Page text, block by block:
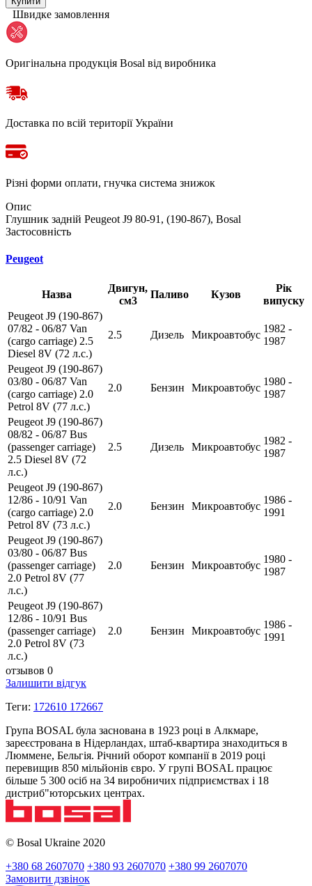
Швидке замовлення
Оригінальна продукція Bosal від виробника
Доставка по всій території України
Різні форми оплати, гнучка система знижок
Опис
Глушник задній Peugeot J9 80-91, (190-867), Bosal
Застосовність
Peugeot
Назва
Двигун,
см3
Паливо Кузов
Рік
випуску
Peugeot J9 (190-867)
07/82 - 06/87 Van
(cargo carriage) 2.5
Diesel 8V (72 л.с.)
2.5 Дизель Микроавтобус
1982 -
1987
Peugeot J9 (190-867)
03/80 - 06/87 Van
(cargo carriage) 2.0
Petrol 8V (77 л.с.)
2.0 Бензин Микроавтобус
1980 -
1987
Peugeot J9 (190-867)
08/82 - 06/87 Bus
(passenger carriage)
2.5 Diesel 8V (72
л.с.)
2.5 Дизель Микроавтобус
1982 -
1987
Peugeot J9 (190-867)
12/86 - 10/91 Van
(cargo carriage) 2.0
Petrol 8V (73 л.с.)
2.0 Бензин Микроавтобус
1986 -
1991
Peugeot J9 (190-867)
03/80 - 06/87 Bus
(passenger carriage)
2.0 Petrol 8V (77
л.с.)
2.0 Бензин Микроавтобус
1980 -
1987
Peugeot J9 (190-867)
12/86 - 10/91 Bus
(passenger carriage)
2.0 Petrol 8V (73
л.с.)
2.0 Бензин Микроавтобус
1986 -
1991
отзывов 0
Залишити відгук
Теги: 172610 172667
Група BOSAL була заснована в 1923 році в Алкмаре,
зареєстрована в Нідерландах, штаб-квартира знаходиться в
Люммене, Бельгія. Річний оборот компанії в 2019 році
перевищив 850 мільйонів євро. У групі BOSAL працює
більше 5 300 осіб на 34 виробничих підприємствах і 18
дистриб"юторських центрах.
© Bosal Ukraine 2020
+380 68 2607070 +380 93 2607070 +380 99 2607070
Замовити дзвінок